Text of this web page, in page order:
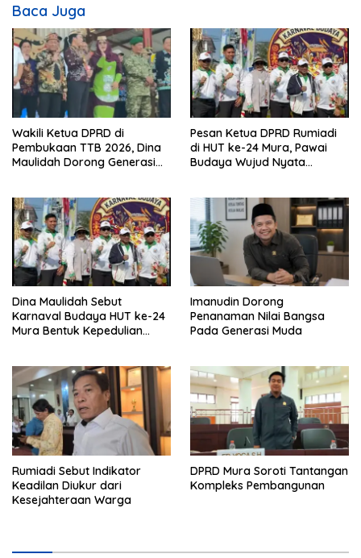
Baca Juga
Wakili Ketua DPRD di
Pembukaan TTB 2026, Dina
Maulidah Dorong Generasi
Pesan Ketua DPRD Rumiadi
di HUT ke-24 Mura, Pawai
Budaya Wujud Nyata
Dina Maulidah Sebut
Karnaval Budaya HUT ke-24
Mura Bentuk Kepedulian
Imanudin Dorong
Penanaman Nilai Bangsa
Pada Generasi Muda
Rumiadi Sebut Indikator
Keadilan Diukur dari
Kesejahteraan Warga
DPRD Mura Soroti Tantangan
Kompleks Pembangunan